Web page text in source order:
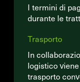
I termini di
durante le
Trasporto
In
logistico
trasporto